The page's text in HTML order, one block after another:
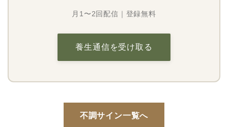
月1〜2回配信｜登録無料
養生通信を受け取る
不調サイン一覧へ